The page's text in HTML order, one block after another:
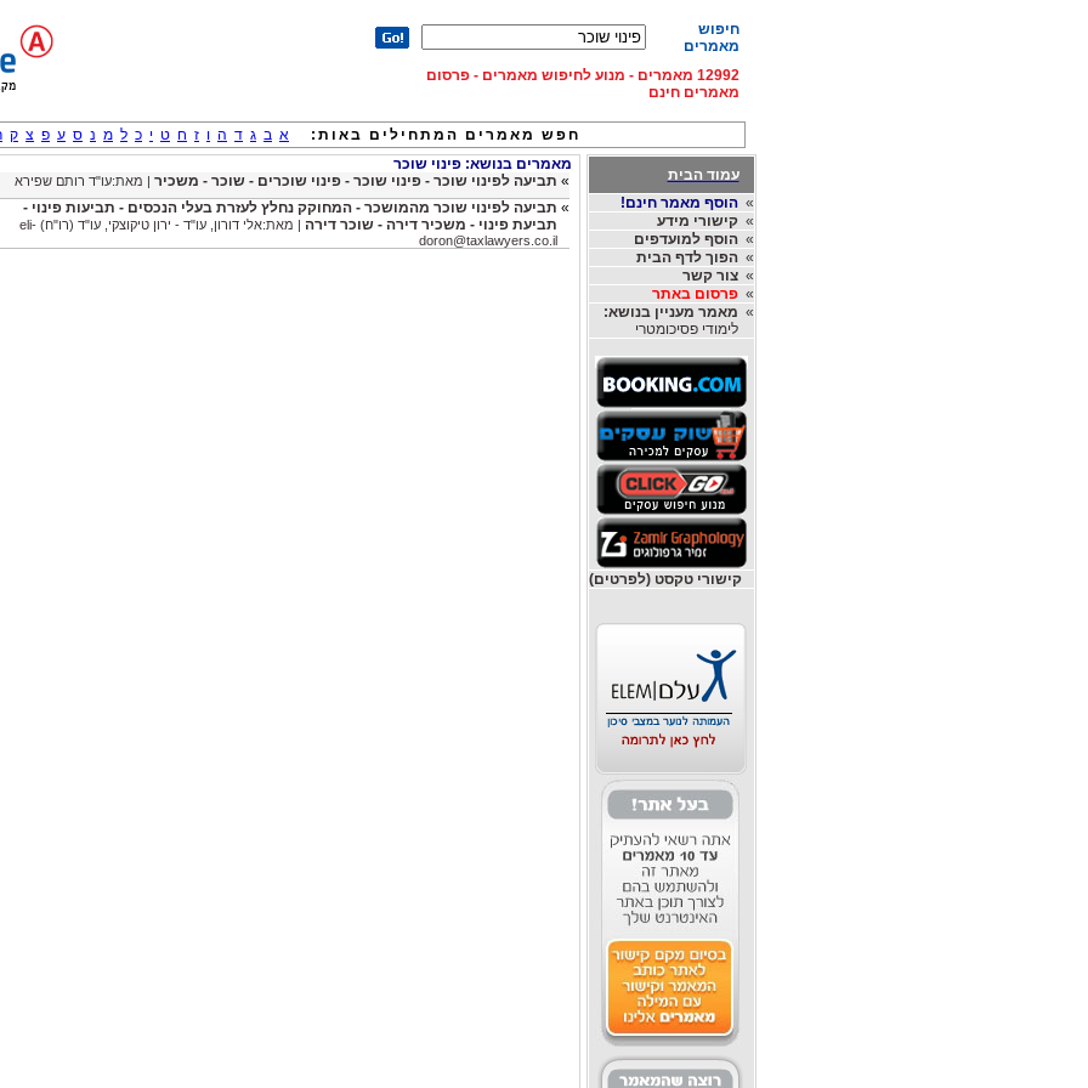
חיפוש
מאמרים
12992 מאמרים - מנוע לחיפוש מאמרים - פרסום
מאמרים חינם
חפש מאמרים המתחילים באות: א ב ג ד ה ו ז ח ט י כ ל מ נ ס ע פ צ ק
עמוד הבית
»הוסף מאמר חינם!
»קישורי מידע
»הוסף למועדפים
»הפוך לדף הבית
»צור קשר
»פרסום באתר
» מאמר מעניין בנושא:
לימודי פסיכומטרי
קישורי טקסט (לפרטים)
מאמרים בנושא: פינוי שוכר
» תביעה לפינוי שוכר - פינוי שוכר - פינוי שוכרים - שוכר - משכיר | מאת:עו"ד רותם שפירא
» תביעה לפינוי שוכר מהמושכר - המחוקק נחלץ לעזרת בעלי הנכסים - תביעות פינוי -
תביעת פינוי - משכיר דירה - שוכר דירה | מאת:אלי דורון, עו"ד - ירון טיקוצקי, עו"ד (רו"ח) eli-
doron@taxlawyers.co.il